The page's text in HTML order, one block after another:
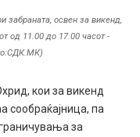
забраната, освен за викенд,
од 11.00 до 17.00 часот -
кои за викенд
сообраќајница, па
за